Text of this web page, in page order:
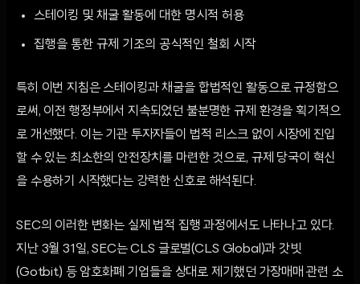
스테이킹 및 채굴 활동에 대한 명시적 허용
집행을 통한 규제 기조의 공식적인 철회 시작
특히 이번 지침은 스테이킹과 채굴을 합법적인 활동으로 규정함으
로써, 이전 행정부에서 지속되었던 불분명한 규제 환경을 획기적으
로 개선했다. 이는 기관 투자자들이 법적 리스크 없이 시장에 진입
할 수 있는 최소한의 안전장치를 마련한 것으로, 규제 당국이 혁신
을 수용하기 시작했다는 강력한 신호로 해석된다.
SEC의 이러한 변화는 실제 법적 집행 과정에서도 나타나고 있다.
지난 3월 31일, SEC는 CLS 글로벌(CLS Global)과 갓빗
(Gotbit) 등 암호화폐 기업들을 상대로 제기했던 가장매매 관련 소